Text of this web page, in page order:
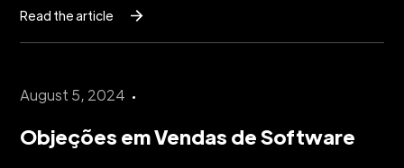
Read the article
August 5, 2024
Objeções em Vendas de Software